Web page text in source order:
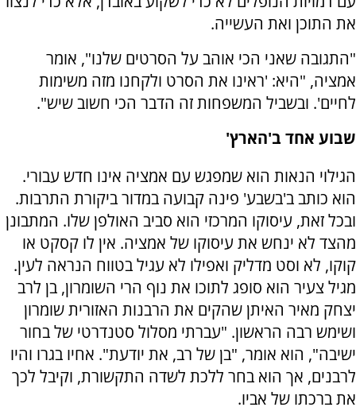
את התוכן ואת העשייה.
"התגובה שאני הכי אוהב על הסרטים שלנו", אומר
אמציה, "היא: 'ראינו את הסרט ולקחנו מזה משימות
לחיים'. ובשביל המשפחות זה הדבר הכי חשוב שיש".
שבוע אחד ב'הארץ'
הגילוי הנאות הוא שמפגש עם אמציה אינו חדש עבורי.
הוא כותב ב'בשבע' פינה קבועה במדור ביקורת התרבות.
ובכל זאת, עיסוקו המרכזי הוא סביב האולפן שלו. המתבונן
מהצד לא ינחש את עיסוקו של אמציה. אין לו קסקט או
קוקו, לא וסט מדליק ואפילו לא עגיל בטווח הנראה לעין.
מגיל צעיר הוא סופג לתוכו את נוף הרי השומרון, בן לרב
יצחק מאיר האיתן שהקים את הרבנות האזורית שומרון
ושימש רבה הראשון. "עברתי מסלול סטנדרטי של בחור
ישיבה", הוא אומר, "בן של רב, את יודעת". אחיו בגרו והיו
לרבנים, אך הוא בחר ללכת לשדה התקשורת, וקיבל לכך
את ברכתו של אביו.